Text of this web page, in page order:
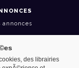
annonces
des librairies